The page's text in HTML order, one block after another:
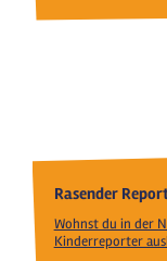
Rasender
Wohnst du in der
Kinderreporter